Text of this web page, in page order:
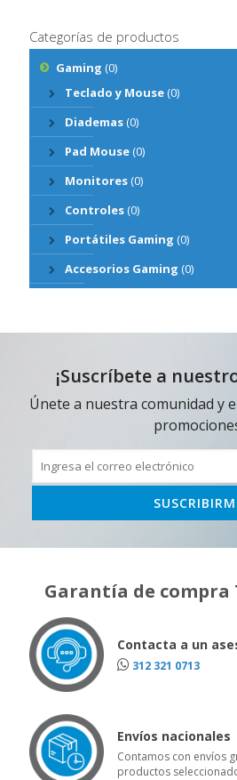
Categorías de productos
Gaming (0)
Teclado y Mouse(0)
Diademas(0)
Pad Mouse(0)
Monitores(0)
Controles(0)
Portátiles Gaming (0)
Accesorios Gaming (0)
¡Suscríbete a
Únete a nuestra comunidad y
Garantía de compra
Contacta a un
312 321 0713
Envíos nacionales
Contamos con envíos
productos